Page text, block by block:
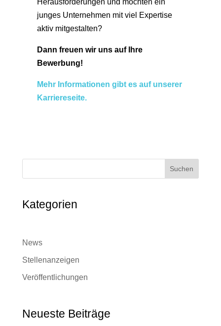
Herausforderungen und möchten ein
junges Unternehmen mit viel Expertise
aktiv mitgestalten?
Dann freuen wir uns auf Ihre
Bewerbung!
Mehr Informationen gibt es auf unserer
Karriereseite.
Suchen
Kategorien
News
Stellenanzeigen
Veröffentlichungen
Neueste Beiträge